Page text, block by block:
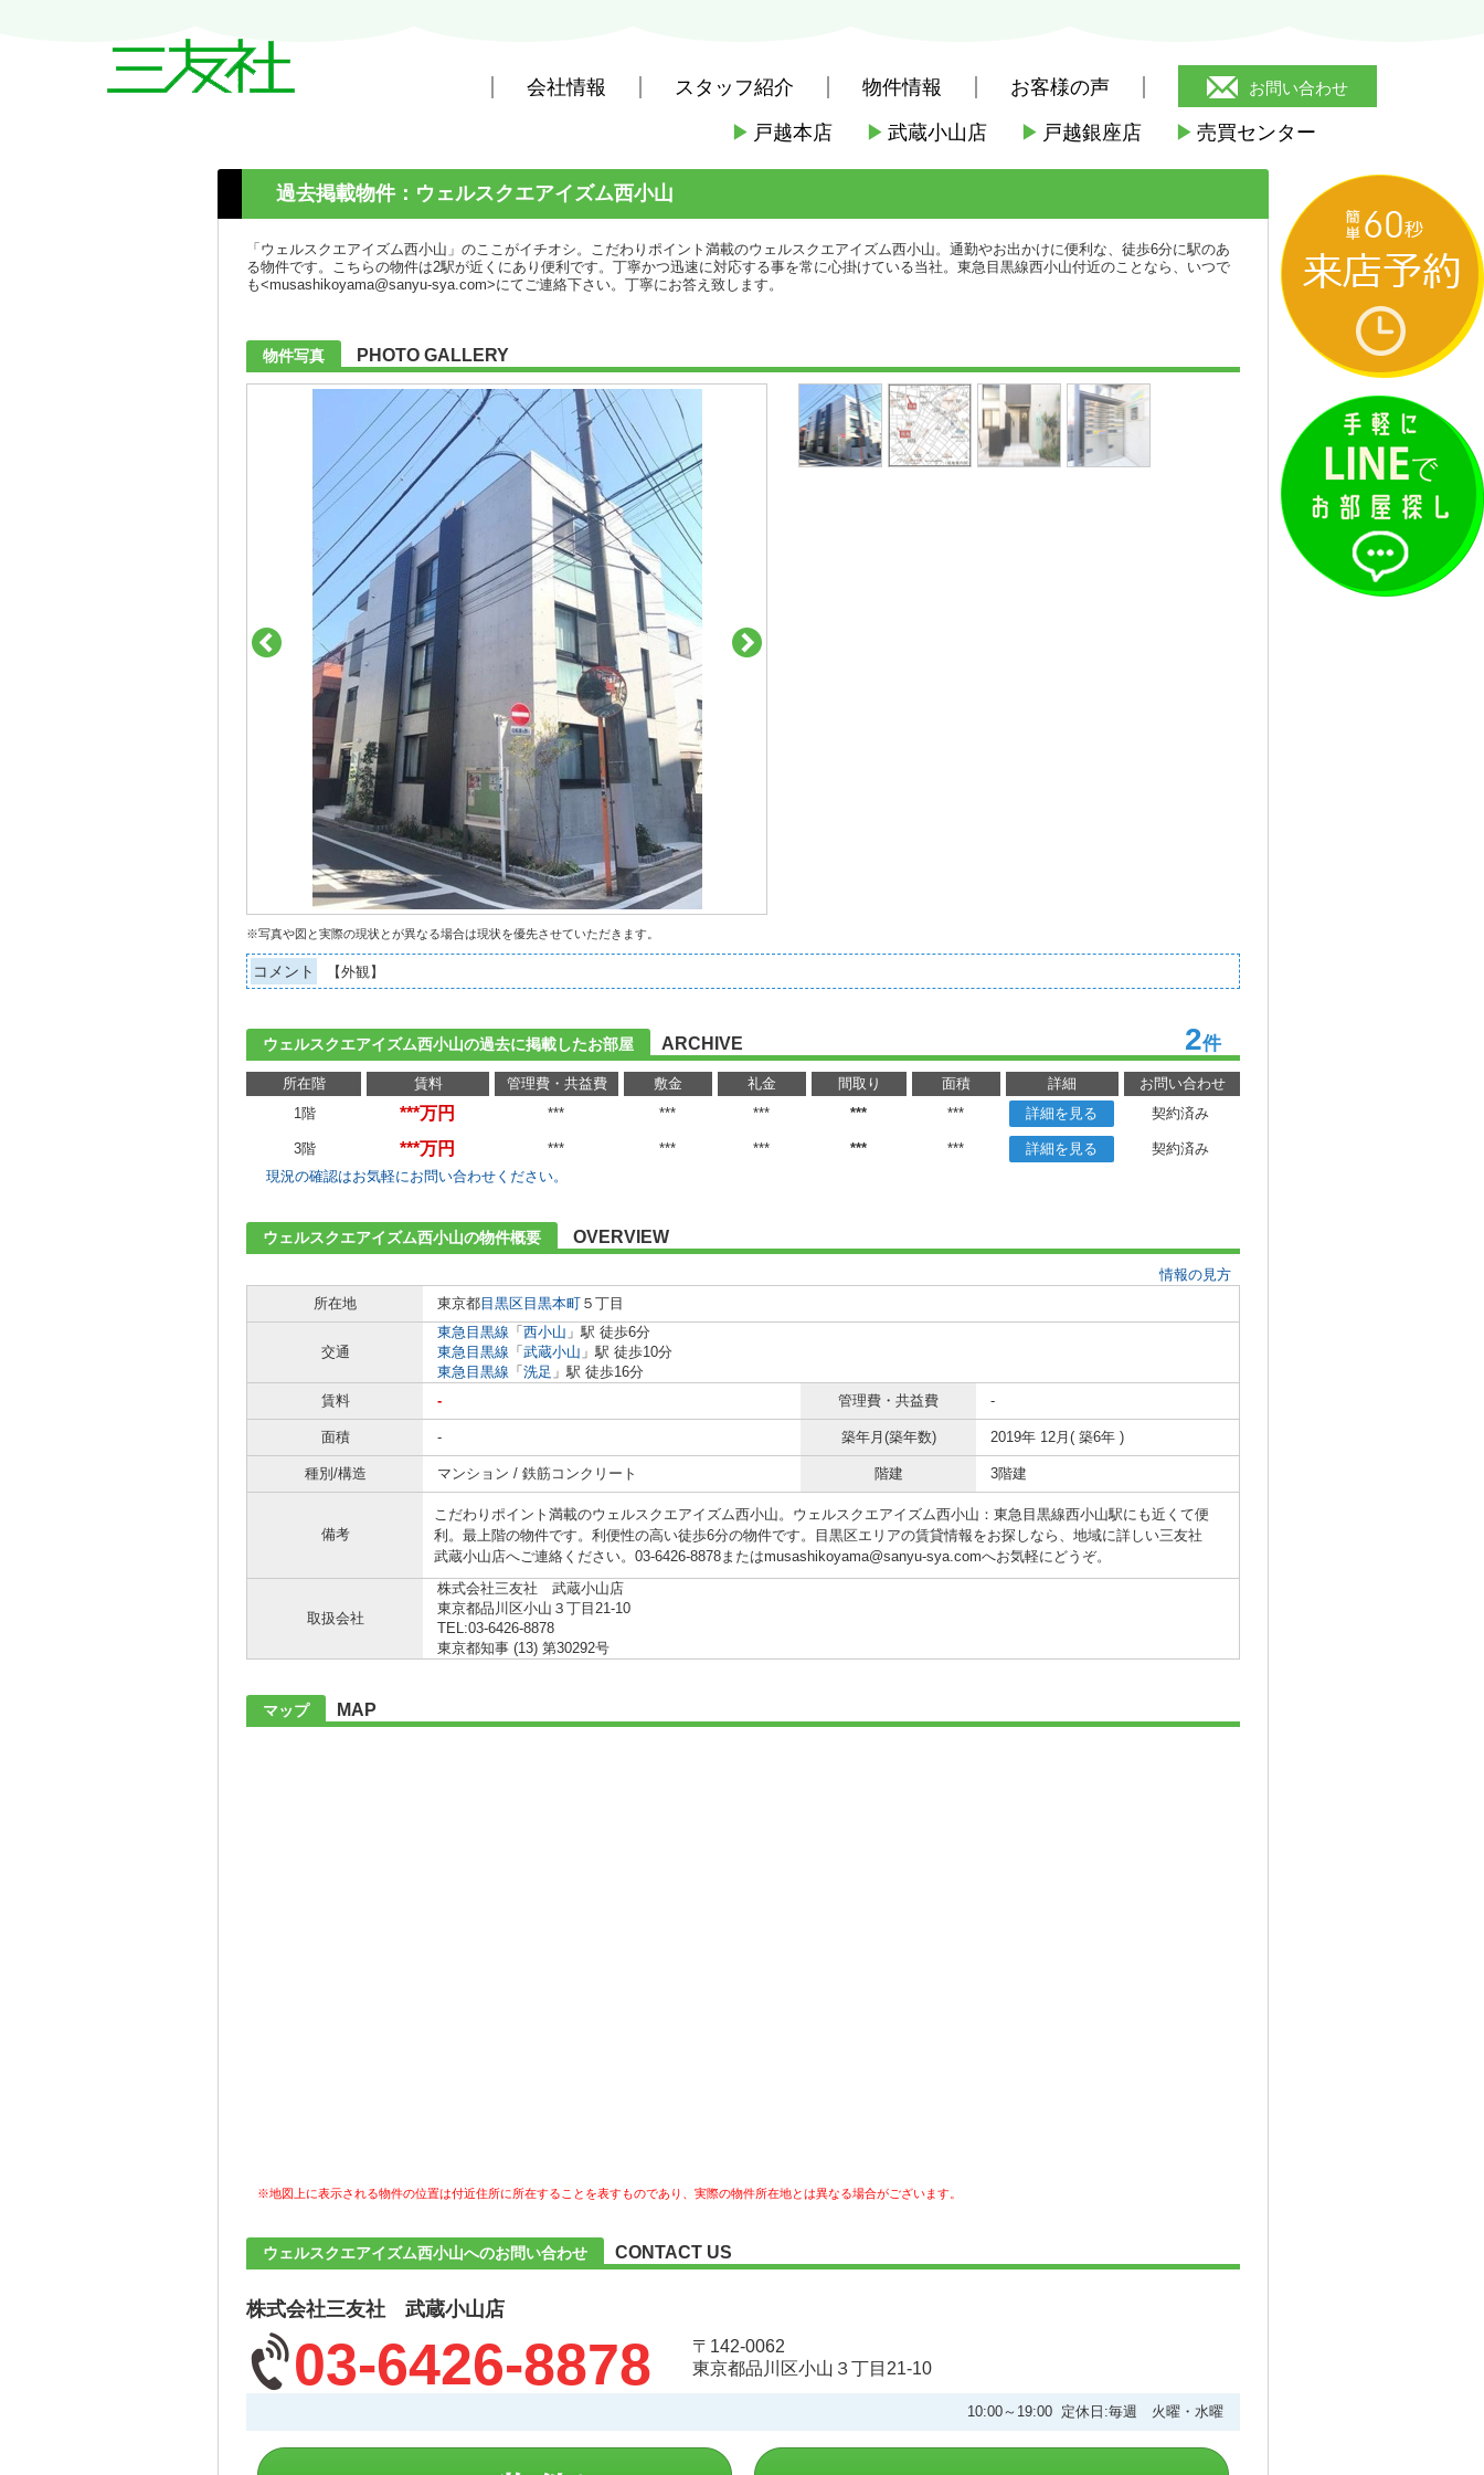
会社情報 スタッフ紹介 物件情報 お客様の声 お問い合わせ
▶ 戸越本店 ▶ 武蔵小山店 ▶ 戸越銀座店 ▶ 売買センター
(賃貸)路線・駅から探す 東急電鉄東急目黒線 > 西小山駅 ウェルスクエアイズム西小山
過去掲載物件：ウェルスクエアイズム西小山
「ウェルスクエアイズム西小山」のここがイチオシ。こだわりポイント満載のウェルスクエアイズム西小山。通勤やお出かけに便利な、徒歩6分に駅のあ
る物件です。こちらの物件は2駅が近くにあり便利です。丁寧かつ迅速に対応する事を常に心掛けている当社。東急目黒線西小山付近のことなら、いつで
も<musashikoyama@sanyu-sya.com>にてご連絡下さい。丁寧にお答え致します。
物件写真 PHOTO GALLERY
※写真や図と実際の現状とが異なる場合は現状を優先させていただきます。
コメント 【外観】
ウェルスクエアイズム西小山の過去に掲載したお部屋 ARCHIVE 2件
所在階 賃料 管理費・共益費 敷金 礼金 間取り 面積 詳細
お問い合わせ
1階
***万円 *** *** *** *** *** 詳細を見る 契約済み
3階 ***万円 *** *** *** *** *** 詳細を見る
契約済み
現況の確認はお気軽にお問い合わせください。
ウェルスクエアイズム西小山の物件概要 OVERVIEW
情報の見方
所在地
東京都目黒区目黒本町 ５丁目
交通
東急目黒線 「 西小山 」駅 徒歩6分
東急目黒線 「 武蔵小山 」駅 徒歩10分
東急目黒線 「 洗足 」駅 徒歩16分
賃料
- 管理費・共益費 -
面積 - 築年月(築年数) 2019年 12月( 築6年 )
種別/構造 マンション / 鉄筋コンクリート 階建 3階建
備考
こだわりポイント満載のウェルスクエアイズム西小山。ウェルスクエアイズム西小山：東急目黒線西小山駅にも近くて便
利。最上階の物件です。利便性の高い徒歩6分の物件です。目黒区エリアの賃貸情報をお探しなら、地域に詳しい三友社
武蔵小山店へご連絡ください。03-6426-8878またはmusashikoyama@sanyu-sya.comへお気軽にどうぞ。
取扱会社
株式会社三友社 武蔵小山店
東京都品川区小山３丁目21-10
TEL:03-6426-8878
東京都知事 (13) 第30292号
マップ MAP
※地図上に表示される物件の位置は付近住所に所在することを表すものであり、実際の物件所在地とは異なる場合がございます。
ウェルスクエアイズム西小山へのお問い合わせ CONTACT US
株式会社三友社 武蔵小山店
03-6426-8878
〒142-0062
東京都品川区小山３丁目21-10
10:00～19:00 定休日:毎週 火曜・水曜